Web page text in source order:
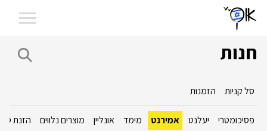
חנות
סל קניות הזמנות
פסיכומטרי יעלנט אמירנט מימד אונליין מוצרים נלווים הזנת